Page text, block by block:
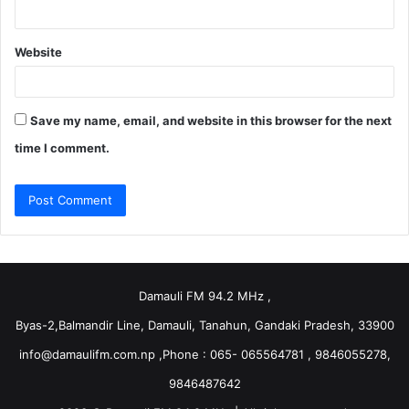
Website
Save my name, email, and website in this browser for the next
time I comment.
Damauli FM 94.2 MHz ,
Byas-2,Balmandir Line, Damauli, Tanahun, Gandaki Pradesh, 33900
info@damaulifm.com.np,Phone : 065- 065564781 , 9846055278,
9846487642